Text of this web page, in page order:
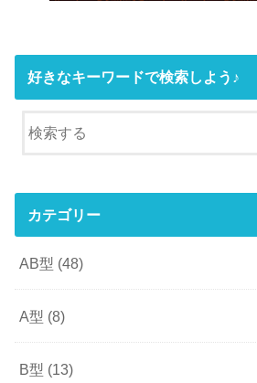
好きなキーワードで検索しよう♪
カテゴリー
AB型 (48)
A型 (8)
B型 (13)